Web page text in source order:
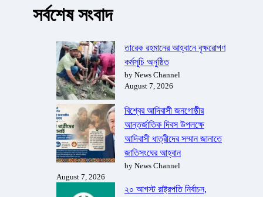
সর্বশেষ সংবাদ
তারেক রহমানের আহ্বানে বৃক্ষরোপণ
কর্মসূচি অনুষ্ঠিত
by News Channel
August 7, 2026
বিশ্বের আদিবাসী জনগোষ্ঠীর
আন্তর্জাতিক দিবস উপলক্ষে
আদিবাসী ধাত্রীদের সম্মান জানাতে
জাতিসংঘের আহ্বান
by News Channel
August 7, 2026
২০ আগস্ট রাষ্ট্রপতি নির্বাচন,